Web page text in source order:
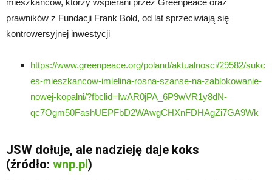
prawników z Fundacji Frank Bold, od lat sprzeciwiają się
kontrowersyjnej inwestycji
https://www.greenpeace.org/poland/aktualnosci/29582/sukc
es-mieszkancow-imielina-rosna-szanse-na-zablokowanie-
nowej-kopalni/?fbclid=IwAR0jPA_6P9wVR1y8dN-
qc7Ogm50FashUEPFbD2WAwgCHXnFDHAgZi7GA9Wk
JSW dołuje, ale nadzieję daje koks
(źródło: wnp.pl)